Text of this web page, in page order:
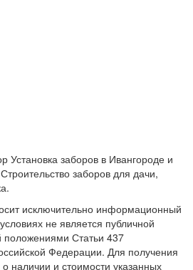
Установка заборов в Ивангороде и
заборов для дачи,
исключительно информационный
не является публичной
Статьи 437
Федерации. Для получения
наличии и стоимости указанных